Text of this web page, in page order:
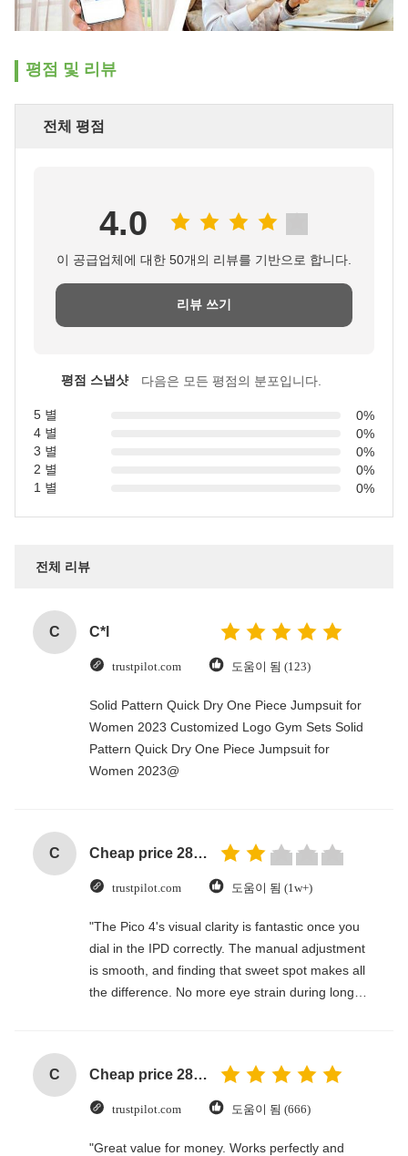
평점 및 리뷰
전체 평점
4.0
이 공급업체에 대한 50개의 리뷰를 기반으로 합니다.
리뷰 쓰기
평점 스냅샷 다음은 모든 평점의 분포입니다.
5 별
0%
4 별
0%
3 별
0%
2 별
0%
1 별
0%
전체 리뷰
C C*l
trustpilot.com 도움이 됨 (123)
Solid Pattern Quick Dry One Piece Jumpsuit for
Women 2023 Customized Logo Gym Sets Solid
Pattern Quick Dry One Piece Jumpsuit for
Women 2023@
C Cheap price 28mm Aluminium Curtain Rod 1.2mm thickness with plastic final
trustpilot.com 도움이 됨 (1w+)
"The Pico 4's visual clarity is fantastic once you
dial in the IPD correctly. The manual adjustment
is smooth, and finding that sweet spot makes all
the difference. No more eye strain during long
manual adjustment is smooth, and finding that
sweet spot makes all the difference. No more eye
taking the time to set it up properly!""The Pico 4's
C Cheap price 28mm Aluminium Curtain Rod 1.2mm thickness with plastic final
trustpilot.com 도움이 됨 (666)
"Great value for money. Works perfectly and